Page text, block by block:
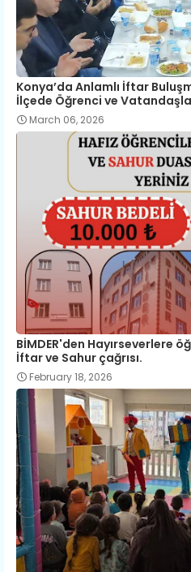
Konya’da Anlamlı İftar
İlçede Öğrenci ve
March 06, 2026
BİMDER'den Hayırseverlere
İftar ve Sahur çağrısı.
February 18, 2026